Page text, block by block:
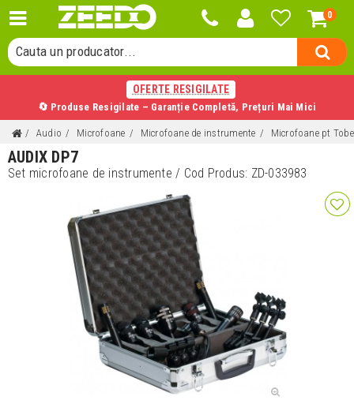
0
Cauta o categorie...
Cauta un producator...
Cauta un produs...
OFERTE RESIGILATE
🔄 Produse Resigilate – Garanție Completă, Prețuri Mai Mici
Audio Microfoane Microfoane de instrumente Microfoane pt
AUDIX DP7
Set microfoane de instrumente/ Cod Produs: ZD-033983